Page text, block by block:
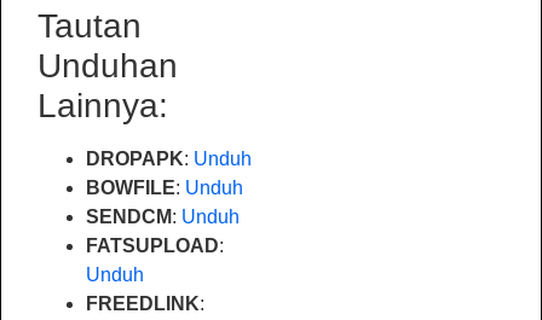
Tautan
Unduhan
Lainnya:
DROPAPK: Unduh
BOWFILE: Unduh
SENDCM: Unduh
FATSUPLOAD:
Unduh
FREEDLINK: